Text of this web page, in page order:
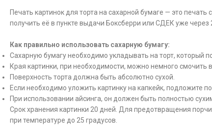
Печать картинок для торта на сахарной бумаге — это
получить её в пункте выдачи Боксберри или СДЕК уже через
Как правильно использовать сахарную бумагу:
Сахарную бумагу необходимо укладывать на торт, который
Края картинки, при необходимости, можно немного смочить
Поверхность торта должна быть абсолютно сухой.
Если необходимо уложить картинку на капкейк, подложите
При использовании айсинга, он должен быть полностью
Срок хранения картинки 20 дней. Для предотвращения
при температуре до 25 градусов.